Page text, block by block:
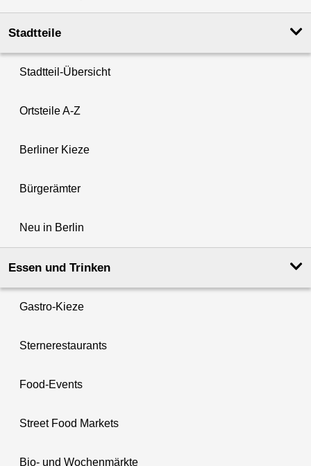
Stadtteile
Stadtteil-Übersicht
Ortsteile A-Z
Berliner Kieze
Bürgerämter
Neu in Berlin
Essen und Trinken
Gastro-Kieze
Sternerestaurants
Food-Events
Street Food Markets
Bio- und Wochenmärkte